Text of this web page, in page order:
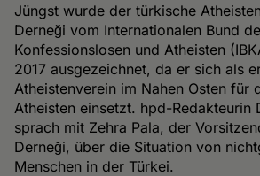
Jüngst wurde der türkische
Derneği vom Internationalen Bund
Konfessionslosen und Atheisten
2017 ausgezeichnet, da er sich als
Atheistenverein im Nahen Osten für
Atheisten einsetzt. hpd-Redakteurin
sprach mit Zehra Pala, der
Derneği, über die Situation von
Menschen in der Türkei.